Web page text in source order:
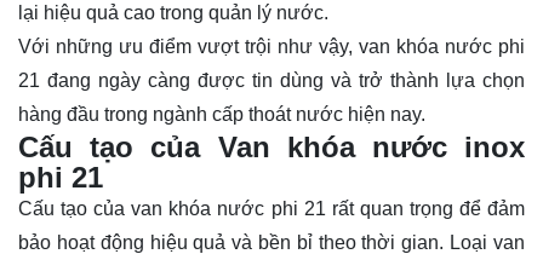
lại hiệu quả cao trong quản lý nước.
Với những ưu điểm vượt trội như vậy, van khóa nước phi
21 đang ngày càng được tin dùng và trở thành lựa chọn
hàng đầu trong ngành cấp thoát nước hiện nay.
Cấu tạo của Van khóa nước inox
phi 21
Cấu tạo của van khóa nước phi 21 rất quan trọng để đảm
bảo hoạt động hiệu quả và bền bỉ theo thời gian. Loại van